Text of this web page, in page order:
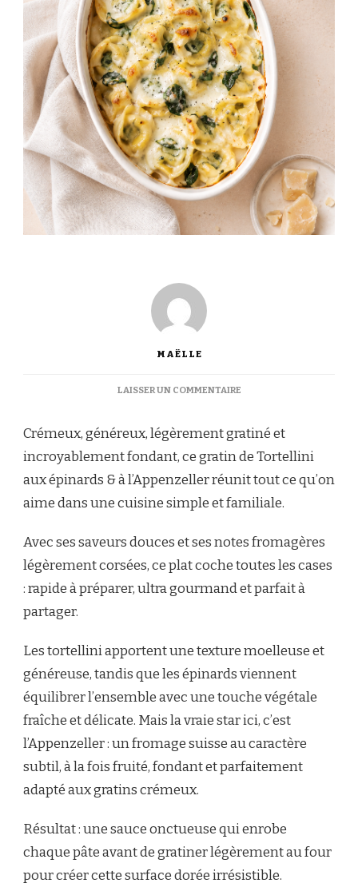
MAËLLE
LAISSER UN COMMENTAIRESUR
TORTELLINI
AUX
EPINARDS
&
L’APPENZELLER
Crémeux, généreux, légèrement gratiné et
incroyablement fondant, ce gratin de Tortellini
aux épinards & à l’Appenzeller réunit tout ce qu’on
aime dans une cuisine simple et familiale.
Avec ses saveurs douces et ses notes fromagères
légèrement corsées, ce plat coche toutes les cases
: rapide à préparer, ultra gourmand et parfait à
partager.
Les tortellini apportent une texture moelleuse et
généreuse, tandis que les épinards viennent
équilibrer l’ensemble avec une touche végétale
fraîche et délicate. Mais la vraie star ici, c’est
l’Appenzeller : un fromage suisse au caractère
subtil, à la fois fruité, fondant et parfaitement
adapté aux gratins crémeux.
Résultat : une sauce onctueuse qui enrobe
chaque pâte avant de gratiner légèrement au four
pour créer cette surface dorée irrésistible.